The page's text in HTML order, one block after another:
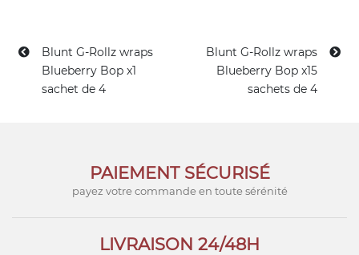
Blunt G-Rollz wraps
Blueberry Bop x1
sachet de 4
Blunt G-Rollz wraps
Blueberry Bop x15
sachets de 4
PAIEMENT SÉCURISÉ
payez votre commande en toute sérénité
LIVRAISON 24/48H